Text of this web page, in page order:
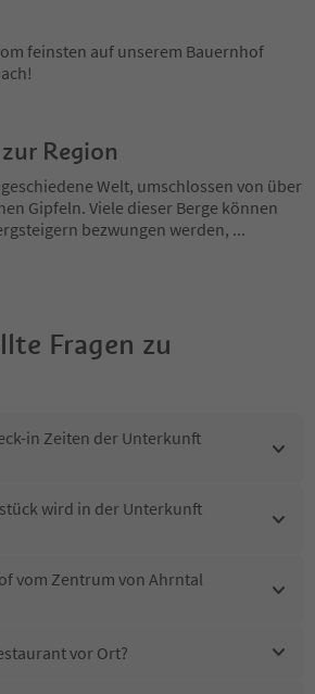
feinsten auf unserem Bauernhof
Region
Welt, umschlossen von über
Gipfeln. Viele dieser Berge können
bezwungen werden, ...
Fragen zu
in Zeiten der Unterkunft
wird in der Unterkunft
vom Zentrum von Ahrntal
vor Ort?